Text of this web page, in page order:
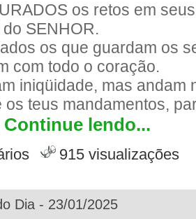
os retos em
SENHOR.
os que guardam os
com todo o coração.
iniqüidade, mas andam
os teus mandamentos,
Continue lendo...
915 visualizações
Dia - 23/01/2025